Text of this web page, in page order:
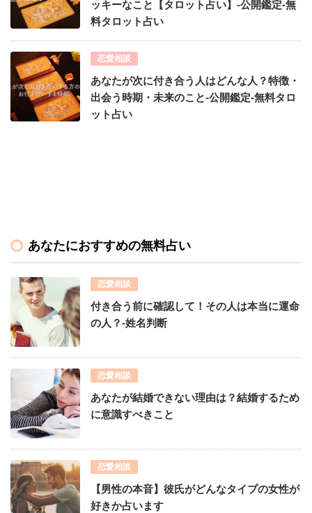
ッキーなこと【タロット占い】-公開鑑定-無
料タロット占い
恋愛相談
あなたが次に付き合う人はどんな人？特徴・
出会う時期・未来のこと-公開鑑定-無料タロ
ット占い
あなたにおすすめの無料占い
恋愛相談
付き合う前に確認して！その人は本当に運命
の人？-姓名判断
恋愛相談
あなたが結婚できない理由は？結婚するため
に意識すべきこと
恋愛相談
【男性の本音】彼氏がどんなタイプの女性が
好きか占います